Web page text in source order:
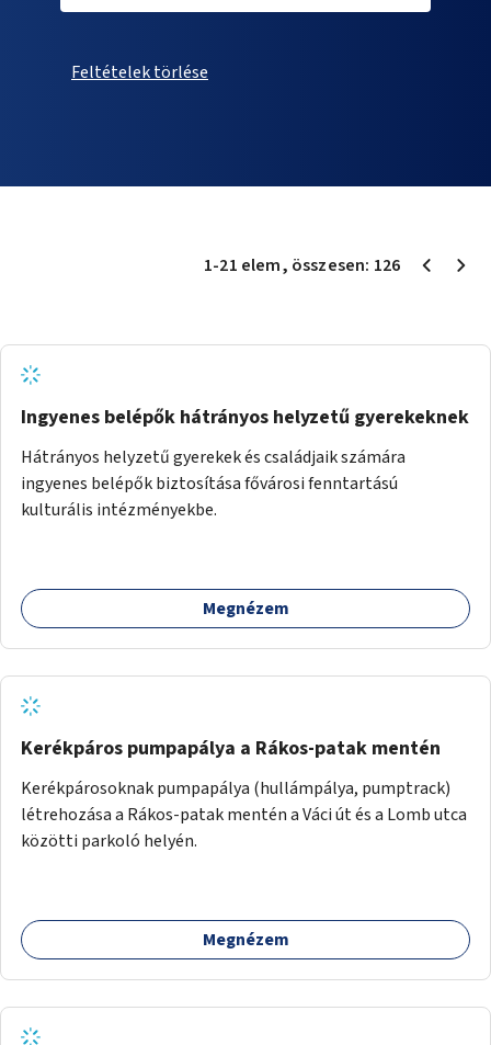
Feltételek törlése
1-21 elem, összesen: 126
Ingyenes belépők hátrányos helyzetű gyerekeknek
Hátrányos helyzetű gyerekek és családjaik számára
ingyenes belépők biztosítása fővárosi fenntartású
kulturális intézményekbe.
Megnézem
Kerékpáros pumpapálya a Rákos-patak mentén
Kerékpárosoknak pumpapálya (hullámpálya, pumptrack)
létrehozása a Rákos-patak mentén a Váci út és a Lomb utca
közötti parkoló helyén.
Megnézem